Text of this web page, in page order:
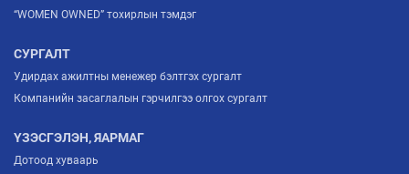
“WOMEN OWNED” тохирлын тэмдэг
СУРГАЛТ
Удирдах ажилтны менежер бэлтгэх сургалт
Компанийн засаглалын гэрчилгээ олгох сургалт
ҮЗЭСГЭЛЭН, ЯАРМАГ
Дотоод хуваарь